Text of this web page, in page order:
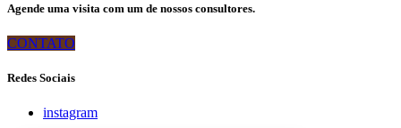
Agende uma visita com um de nossos consultores.
CONTATO
Redes Sociais
instagram